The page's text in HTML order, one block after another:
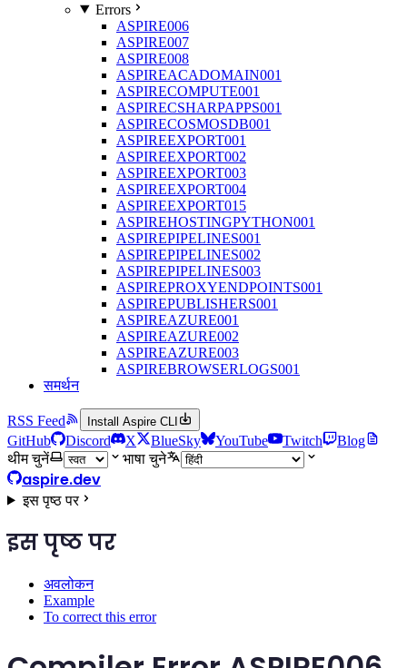
Errors
ASPIRE006
ASPIRE007
ASPIRE008
ASPIREACADOMAIN001
ASPIRECOMPUTE001
ASPIRECSHARPAPPS001
ASPIRECOSMOSDB001
ASPIREEXPORT001
ASPIREEXPORT002
ASPIREEXPORT003
ASPIREEXPORT004
ASPIREEXPORT015
ASPIREHOSTINGPYTHON001
ASPIREPIPELINES001
ASPIREPIPELINES002
ASPIREPIPELINES003
ASPIREPROXYENDPOINTS001
ASPIREPUBLISHERS001
ASPIREAZURE001
ASPIREAZURE002
ASPIREAZURE003
ASPIREBROWSERLOGS001
समर्थन
RSS Feed Install Aspire CLI
GitHub Discord X BlueSky YouTube Twitch
Blog
थीम चुनें
भाषा चुने
aspire.dev
इस पृष्ठ पर
इस पृष्ठ पर
अवलोकन
Example
To correct this error